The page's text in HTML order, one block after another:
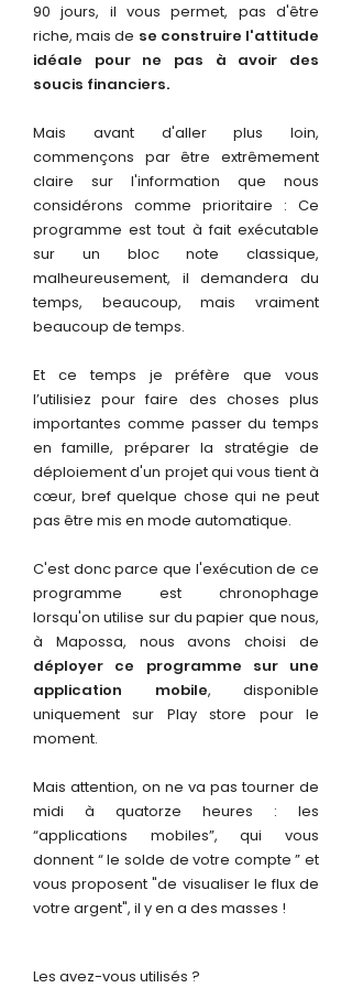
90 jours, il vous permet, pas d'être
riche, mais de se construire l'attitude
idéale pour ne pas à avoir des
soucis financiers.
Mais avant d'aller plus loin,
commençons par être extrêmement
claire sur l'information que nous
considérons comme prioritaire : Ce
programme est tout à fait exécutable
sur un bloc note classique,
malheureusement, il demandera du
temps, beaucoup, mais vraiment
beaucoup de temps.
Et ce temps je préfère que vous
l’utilisiez pour faire des choses plus
importantes comme passer du temps
en famille, préparer la stratégie de
déploiement d'un projet qui vous tient à
cœur, bref quelque chose qui ne peut
pas être mis en mode automatique.
C'est donc parce que l'exécution de ce
programme est chronophage
lorsqu'on utilise sur du papier que nous,
à Mapossa, nous avons choisi de
déployer ce programme sur une
application mobile, disponible
uniquement sur Play store pour le
moment.
Mais attention, on ne va pas tourner de
midi à quatorze heures : les
“applications mobiles”, qui vous
donnent “ le solde de votre compte ” et
vous proposent "de visualiser le flux de
votre argent", il y en a des masses !
Les avez-vous utilisés ?